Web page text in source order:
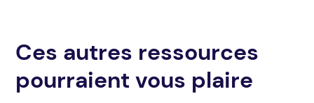
Ces autres ressources
pourraient vous plaire